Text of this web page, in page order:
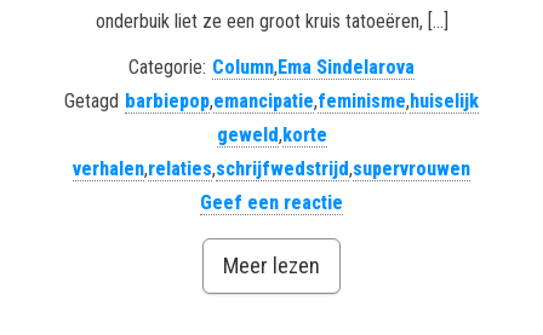
onderbuik liet ze een groot kruis tatoeëren, […]
Categorie: Column,Ema Sindelarova
Getagd barbiepop,emancipatie,feminisme,huiselijk
geweld,korte
verhalen,relaties,schrijfwedstrijd,supervrouwen
Geef een reactie
Meer lezen